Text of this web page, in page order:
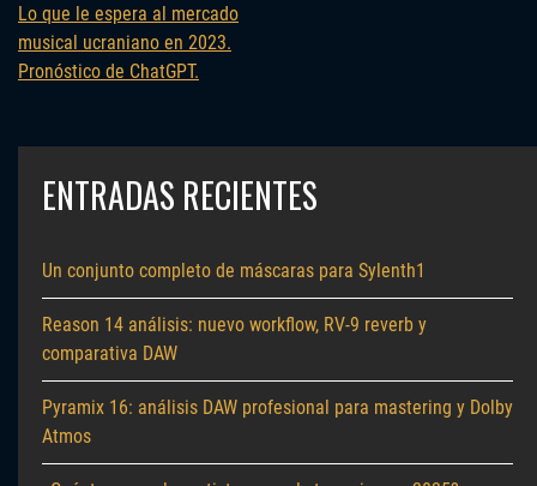
Lo que le espera al mercado
musical ucraniano en 2023.
Pronóstico de ChatGPT.
ENTRADAS RECIENTES
Un conjunto completo de máscaras para Sylenth1
Reason 14 análisis: nuevo workflow, RV-9 reverb y
comparativa DAW
Pyramix 16: análisis DAW profesional para mastering y Dolby
Atmos